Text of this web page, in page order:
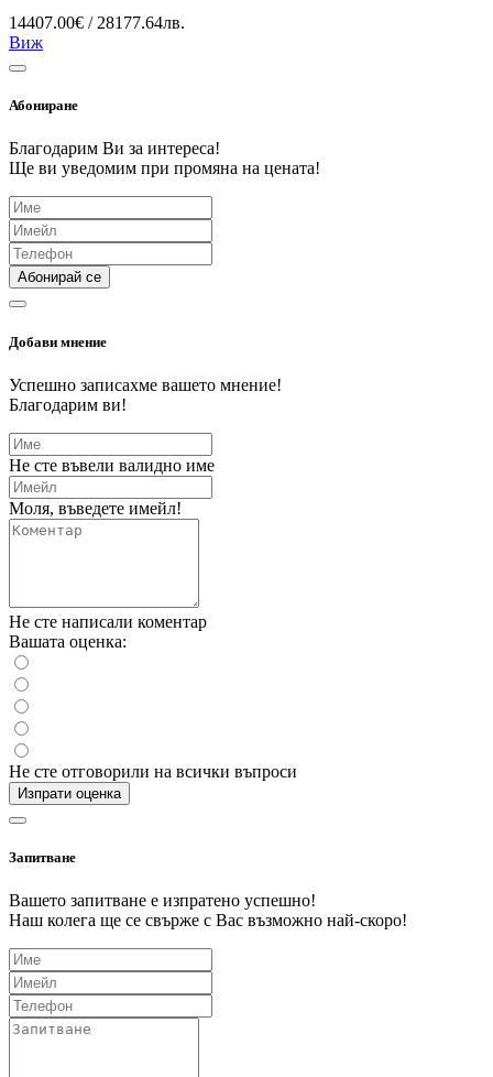
14407.00€ / 28177.64лв.
Виж
Абониране
Благодарим Ви за интереса!
Ще ви уведомим при промяна на цената!
Абонирай се
Добави мнение
Успешно записахме вашето мнение!
Благодарим ви!
Не сте въвели валидно име
Моля, въведете имейл!
Не сте написали коментар
Вашата оценка:
Не сте отговорили на всички въпроси
Изпрати оценка
Запитване
Вашето запитване е изпратено успешно!
Наш колега ще се свърже с Вас възможно най-скоро!